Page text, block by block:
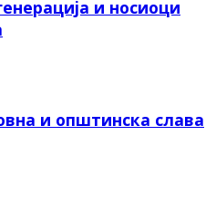
и носиоци
и општинска слава